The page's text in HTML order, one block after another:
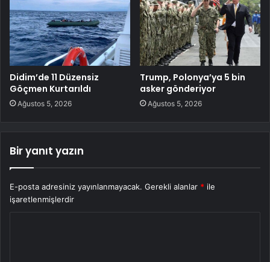
Didim’de 11 Düzensiz
Göçmen Kurtarıldı
Ağustos 5, 2026
Trump, Polonya’ya 5 bin
asker gönderiyor
Ağustos 5, 2026
Bir yanıt yazın
E-posta adresiniz yayınlanmayacak. Gerekli alanlar * ile
işaretlenmişlerdir